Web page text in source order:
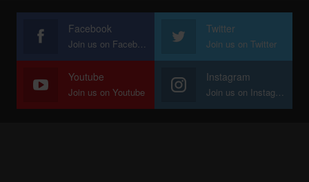
Facebook
Join us on Facebook
Twitter
Join us on Twitter
Youtube
Join us on Youtube
Instagram
Join us on Instagram